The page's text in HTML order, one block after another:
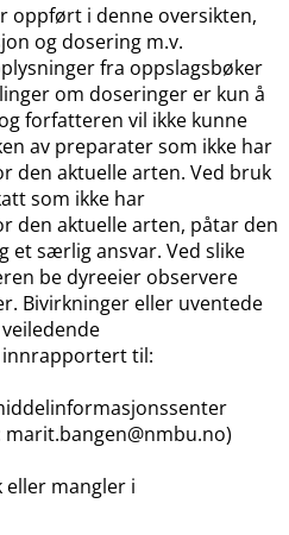
oppført i denne oversikten,
og dosering m.v.
fra oppslagsbøker
om doseringer er kun å
forfatteren vil ikke kunne
av preparater som ikke har
den aktuelle arten. Ved bruk
som ikke har
den aktuelle arten, påtar den
et særlig ansvar. Ved slike
be dyreeier observere
Bivirkninger eller uventede
innrapportert til:
marit.bangen@nmbu.no)
mangler i